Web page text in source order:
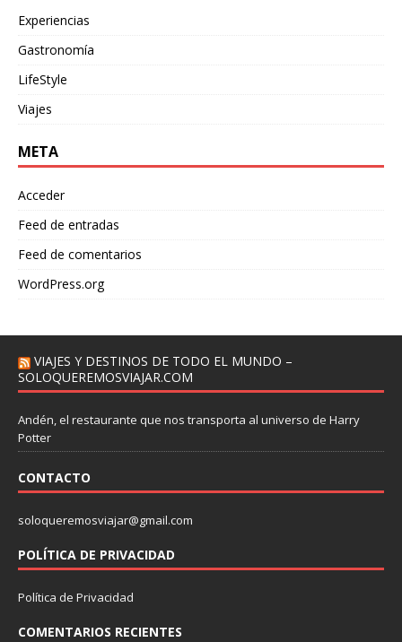
Experiencias
Gastronomía
LifeStyle
Viajes
META
Acceder
Feed de entradas
Feed de comentarios
WordPress.org
VIAJES Y DESTINOS DE TODO EL MUNDO –
SOLOQUEREMOSVIAJAR.COM
Andén, el restaurante que nos transporta al universo de Harry
Potter
CONTACTO
soloqueremosviajar@gmail.com
POLÍTICA DE PRIVACIDAD
Política de Privacidad
COMENTARIOS RECIENTES